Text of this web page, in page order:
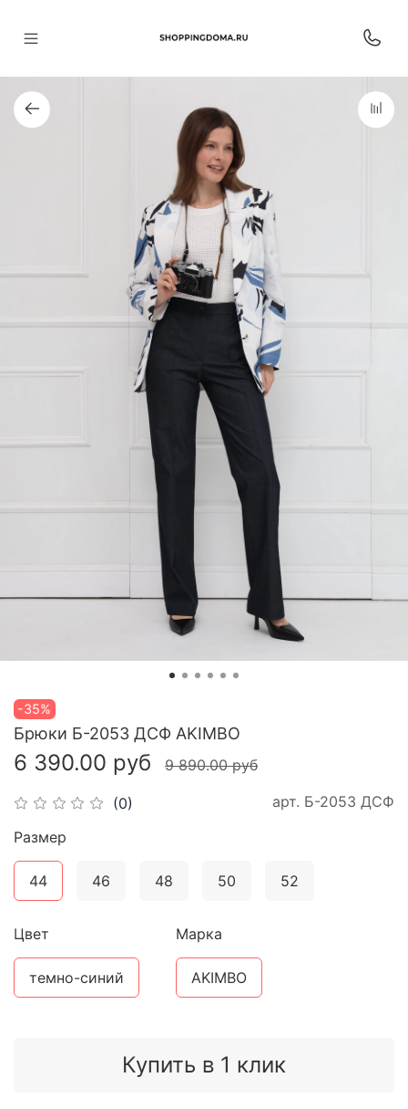
-35%
(0) арт. Б-2053 ДСФ
Брюки Б-2053 ДСФ AKIMBO
6 390.00 руб 9 890.00 руб
Купить в 1 клик
Размер
44 46 48 50 52
Цвет
темно-синий
Марка
AKIMBO